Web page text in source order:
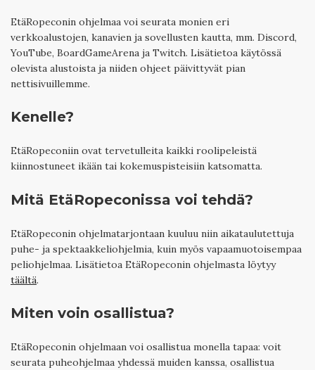
EtäRopeconin ohjelmaa voi seurata monien eri
verkkoalustojen, kanavien ja sovellusten kautta, mm. Discord,
YouTube, BoardGameArena ja Twitch. Lisätietoa käytössä
olevista alustoista ja niiden ohjeet päivittyvät pian
nettisivuillemme.
Kenelle?
EtäRopeconiin ovat tervetulleita kaikki roolipeleistä
kiinnostuneet ikään tai kokemuspisteisiin katsomatta.
Mitä EtäRopeconissa voi tehdä?
EtäRopeconin ohjelmatarjontaan kuuluu niin aikataulutettuja
puhe- ja spektaakkeliohjelmia, kuin myös vapaamuotoisempaa
peliohjelmaa. Lisätietoa EtäRopeconin ohjelmasta löytyy
täältä.
Miten voin osallistua?
EtäRopeconin ohjelmaan voi osallistua monella tapaa: voit
seurata puheohjelmaa yhdessä muiden kanssa, osallistua